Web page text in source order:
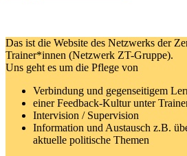
Das ist die Website des Netzwerks der
Trainer*innen (Netzwerk ZT-Gruppe).
Uns geht es um die Pflege von
Verbindung und gegenseitigem
einer Feedback-Kultur unter
Intervision / Supervision
Information und Austausch z.B.
aktuelle politische Themen